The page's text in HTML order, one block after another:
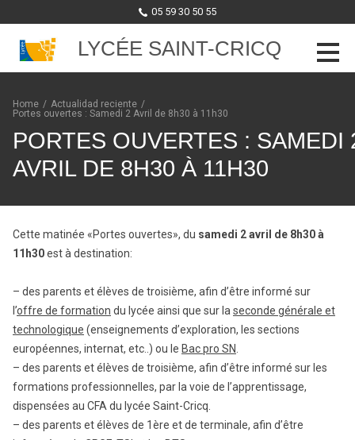
05 59 30 50 55
LYCÉE SAINT-CRICQ
Skip to content
Home / Actualidad reciente /
Portes ouvertes : Samedi 2 Avril de 8h30 à 11h30
PORTES OUVERTES : SAMEDI
AVRIL DE 8H30 À 11H30
Cette matinée «Portes ouvertes», du samedi 2 avril de 8h30 à
11h30est à destination:
– des parents et élèves de troisième, afin d’être informé sur
l’offre de formation du lycée ainsi que sur la seconde générale et
technologique (enseignements d’exploration, les sections
européennes, internat, etc..) ou le Bac pro SN
– des parents et élèves de troisième, afin d’être informé sur les
formations professionnelles, par la voie de l’apprentissage,
dispensées au CFA du lycée Saint-Cricq.
– des parents et élèves de 1ère et de terminale, afin d’être